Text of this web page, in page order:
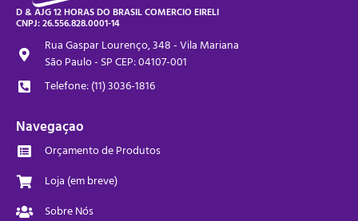
D & AJG 12 HORAS DO BRASIL COMERCIO EIRELI
CNPJ: 26.556.828.0001-14
Rua Gaspar Lourenço, 348 - Vila Mariana
São Paulo - SP CEP: 04107-001
Telefone: (11) 3036-1816
Navegaçao
Orçamento de Produtos
Loja (em breve)
Sobre Nós